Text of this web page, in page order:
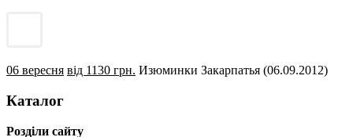
06 вересня від 1130 грн. Изюминки Закарпатья (06.09.2012)
Каталог
Розділи сайту